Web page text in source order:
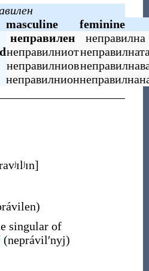
masculine
feminine
неправилен
неправилна
неправилниот
неправилниов
неправилнион
)
singular of
(neprávilʹnyj)